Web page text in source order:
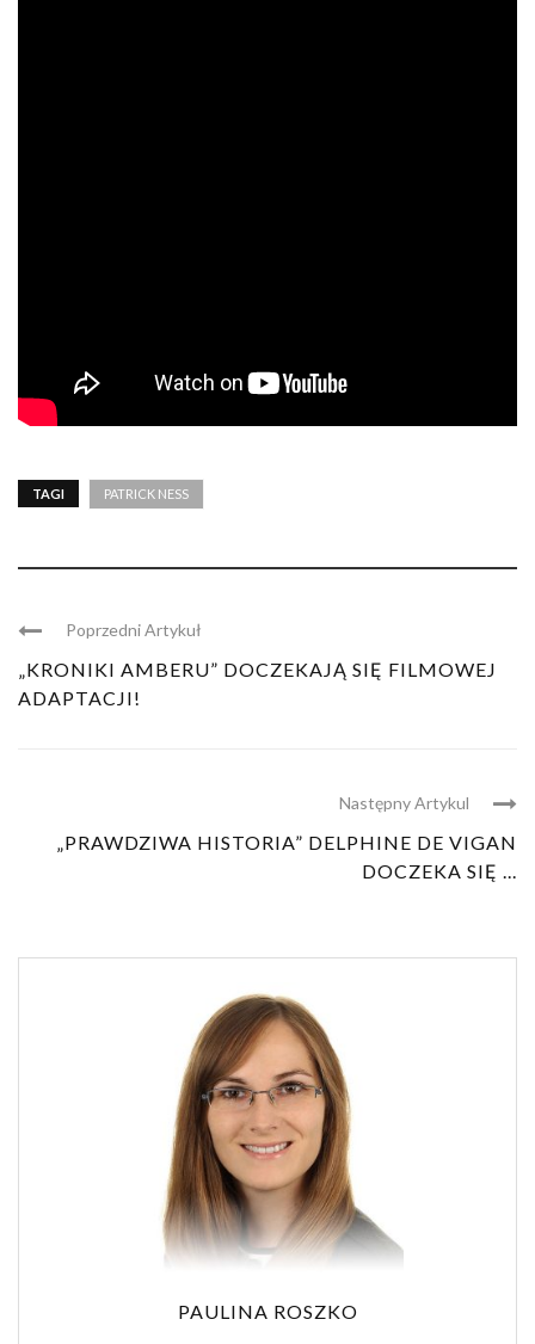
TAGI PATRICK NESS
Poprzedni Artykuł
„KRONIKI AMBERU” DOCZEKAJĄ SIĘ FILMOWEJ
ADAPTACJI!
Następny Artykul
„PRAWDZIWA HISTORIA” DELPHINE DE VIGAN
DOCZEKA SIĘ ...
PAULINA ROSZKO